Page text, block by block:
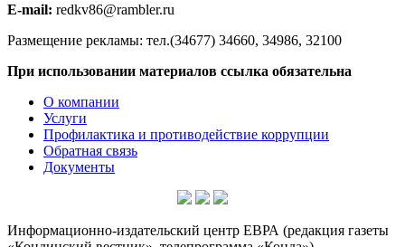
E-mail: redkv86@rambler.ru
Размещение рекламы: тел.(34677) 34660, 34986, 32100
При использовании материалов ссылка обязательна
О компании
Услуги
Профилактика и противодействие коррупции
Обратная связь
Документы
Информационно-издательский центр ЕВРА (редакция газеты